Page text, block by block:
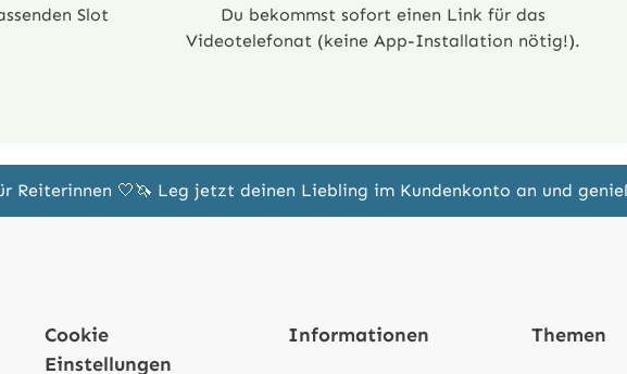
Slot
Du bekommst sofort einen Link für das
Videotelefonat (keine App-Installation nötig!).
Reiterinnen 🤍🦄 Leg jetzt deinen Liebling im Kundenkonto an und
Cookie
Einstellungen
Informationen Themen